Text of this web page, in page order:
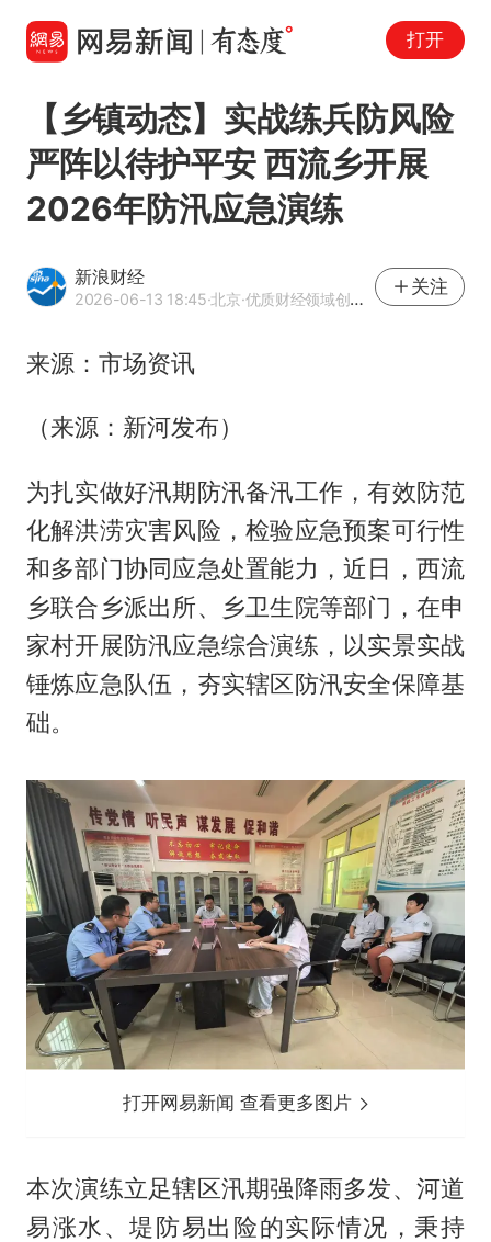
打开
【乡镇动态】实战练兵防风险
严阵以待护平安 西流乡开展
2026年防汛应急演练
新浪财经
2026-06-13 18:45·北京·优质财经领域创作者
关注
来源：市场资讯
（来源：新河发布）
为扎实做好汛期防汛备汛工作，有效防范
化解洪涝灾害风险，检验应急预案可行性
和多部门协同应急处置能力，近日，西流
乡联合乡派出所、乡卫生院等部门，在申
家村开展防汛应急综合演练，以实景实战
锤炼应急队伍，夯实辖区防汛安全保障基
础。
打开网易新闻 查看更多图片
本次演练立足辖区汛期强降雨多发、河道
易涨水、堤防易出险的实际情况，秉持